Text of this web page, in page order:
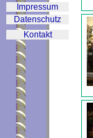
Impressum
Datenschutz
Kontakt